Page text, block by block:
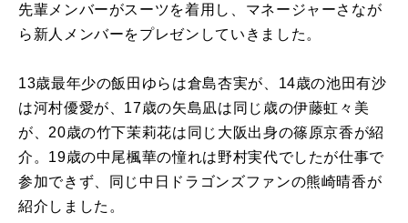
先輩メンバーがスーツを着用し、マネージャーさなが
ら新人メンバーをプレゼンしていきました。
13歳最年少の飯田ゆらは倉島杏実が、14歳の池田有沙
は河村優愛が、17歳の矢島凪は同じ歳の伊藤虹々美
が、20歳の竹下茉莉花は同じ大阪出身の篠原京香が紹
介。19歳の中尾楓華の憧れは野村実代でしたが仕事で
参加できず、同じ中日ドラゴンズファンの熊崎晴香が
紹介しました。